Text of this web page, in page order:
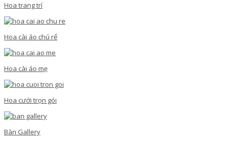
Hoa trang trí
Hoa cài áo chú rể
Hoa cài áo mẹ
Hoa cưới trọn gói
Bàn Gallery